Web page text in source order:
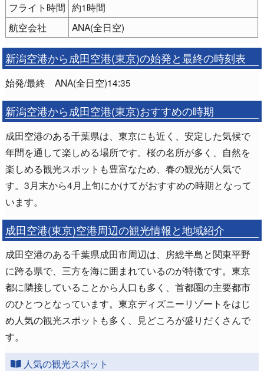
フライト時間 約1時間
航空会社
ANA(全日空)
新潟空港から成田空港(東京)の始発と最終の時刻表
始発/最終 ANA(全日空)14:35
新潟空港から成田空港(東京)おすすめの時期
成田空港のある千葉県は、東京にも近く、安定した気候で
年間を通して楽しめる場所です。桜の名所が多く、自然を
楽しめる観光スポットも豊富なため、春の観光が人気で
す。3月末から4月上旬にかけてがおすすめの時期となって
います。
成田空港(東京)空港周辺の観光情報と地域紹介
成田空港のある千葉県成田市周辺は、房総半島と関東平野
に跨る県で、三方を海に囲まれているのが特徴です。東京
都に隣接していることから人口も多く、首都圏の主要都市
のひとつとなっています。東京ディズニーリゾートをはじ
め人気の観光スポットも多く、見どころが盛りだくさんで
す。
人気の観光スポット